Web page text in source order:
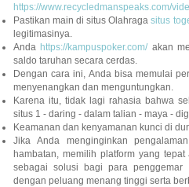
https://www.recycledmanspeaks.com/
Pastikan main di situs Olahragasitus
legitimasinya.
Anda https://kampuspoker.com/akan
saldo taruhan secara cerdas.
Dengan cara ini, Anda bisa memulai
menyenangkan dan menguntungkan.
Karena itu, tidak lagi rahasia bahwa
situs 1 - daring - dalam talian - maya -
Keamanan dan kenyamanan kunci di
Jika Anda menginginkan
hambatan, memilih platform yang tepat
sebagai solusi bagi para
dengan peluang menang tinggi serta